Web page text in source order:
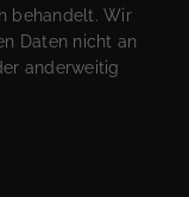
behandelt. Wir
Daten nicht an
anderweitig